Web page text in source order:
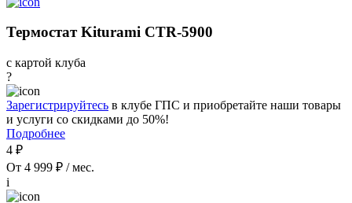
Термостат Kiturami CTR-5900
с картой клуба
?
Зарегистрируйтесь в клубе ГПС и приобретайте наши товары
и услуги со скидками до 50%!
Подробнее
4 ₽
От 4 999 ₽ / мес.
i